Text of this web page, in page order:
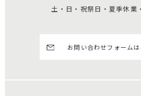
土・日・祝祭日・夏季休業
お問い合わせフォームは